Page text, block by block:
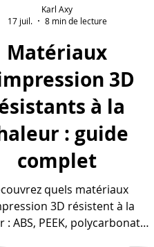
Karl Axy
17 juil.
8 min de lecture
Matériaux
3D
à la
: guide
complet
quels matériaux
3D résistent à la
: ABS, PEEK, polycarbonate,